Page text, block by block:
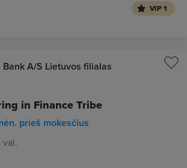
VIP 1
Bank A/S Lietuvos filialas
in Finance Tribe
prieš mokesčius
val.